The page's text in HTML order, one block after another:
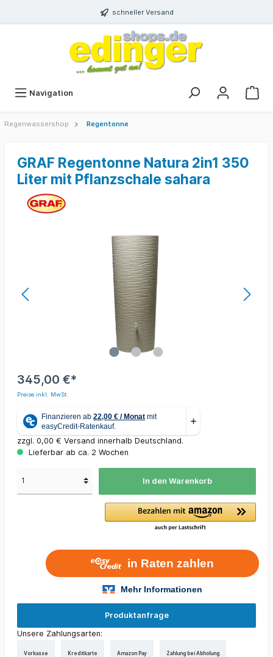
schneller Versand
Navigation
Regenwassershop Regentonne
GRAF Regentonne Natura 2in1 350
Liter mit Pflanzschale sahara
345,00 €*
Preise inkl. MwSt.
zzgl. 0,00 € Versand innerhalb Deutschland.
Lieferbar ab ca. 2 Wochen
In den Warenkorb
Produktanfrage
Unsere Zahlungsarten:
Vorkasse Kreditkarte Amazon Pay Zahlung bei Abholung